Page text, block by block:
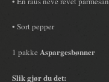
• Sort pepper
1 pakke Aspargesbønner
Slik gjør du det: